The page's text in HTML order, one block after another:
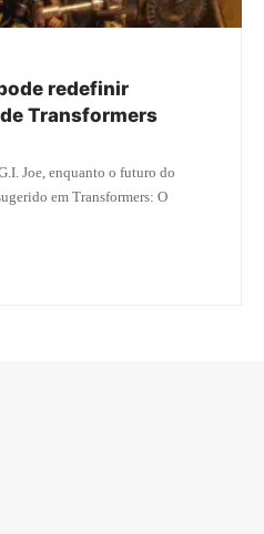
redefinir
Transformers
Joe, enquanto o futuro do
em Transformers: O